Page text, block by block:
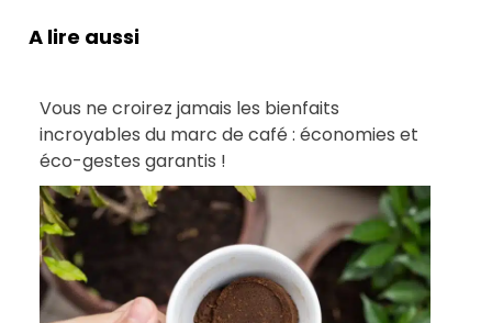
A lire aussi
Vous ne croirez jamais les bienfaits
incroyables du marc de café : économies et
éco-gestes garantis !